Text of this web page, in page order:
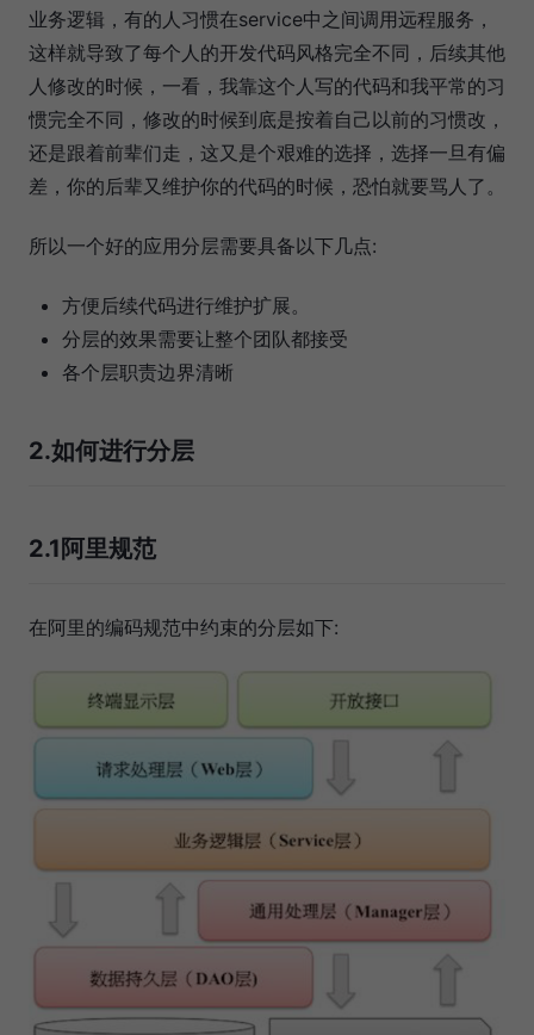
业务逻辑，有的人习惯在service中之间调用远程服务，
这样就导致了每个人的开发代码风格完全不同，后续其他
人修改的时候，一看，我靠这个人写的代码和我平常的习
惯完全不同，修改的时候到底是按着自己以前的习惯改，
还是跟着前辈们走，这又是个艰难的选择，选择一旦有偏
差，你的后辈又维护你的代码的时候，恐怕就要骂人了。
所以一个好的应用分层需要具备以下几点:
方便后续代码进行维护扩展。
分层的效果需要让整个团队都接受
各个层职责边界清晰
2.如何进行分层
2.1阿里规范
在阿里的编码规范中约束的分层如下: